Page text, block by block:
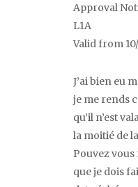
Approval
L1A
Valid from
J’ai bien eu
je me rends
qu’il n’est
la moitié de
Pouvez vous
que je dois